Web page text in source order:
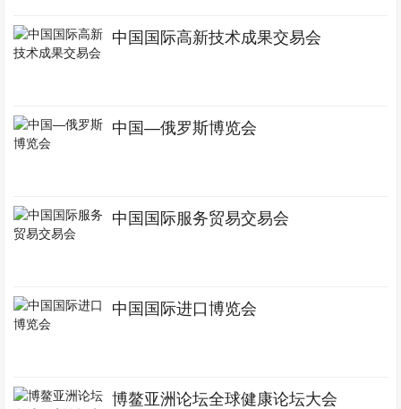
中国国际高新技术成果交易会
中国—俄罗斯博览会
中国国际服务贸易交易会
中国国际进口博览会
博鳌亚洲论坛全球健康论坛大会